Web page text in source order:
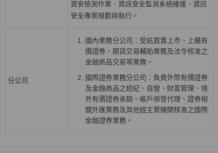
資安檢測作業、資訊安全監測系統維運、資訊
安全專案規劃與執行。
分公司
國內業務分公司：受託買賣上巿、上櫃有
價證券、期貨交易輔助業務及法令核准之
金融商品交易等業務。
國際證券業務分公司：負責外幣有價證券
及金融商品之經紀、自營、財富管理、境
外有價證券承銷、帳戶保管代理、證券相
關外匯業務及其他經主管機關核准之國際
金融證券業務。